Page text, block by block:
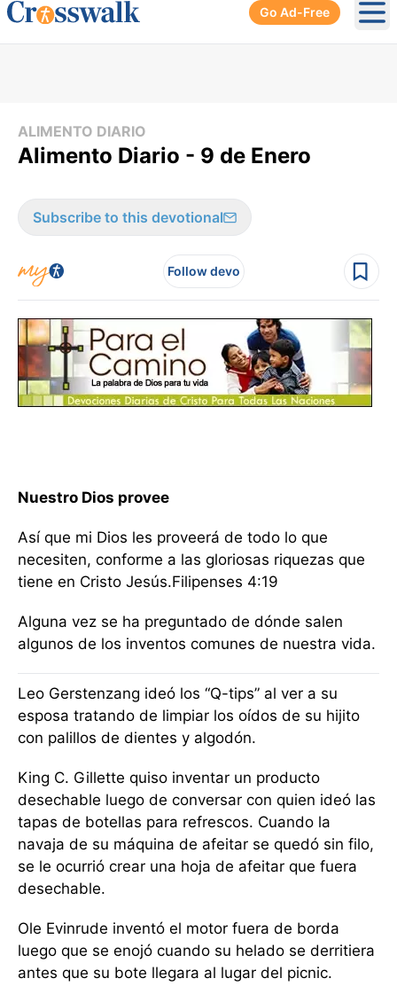
Go Ad-Free
ALIMENTO DIARIO
Alimento Diario - 9 de Enero
Subscribe to this devotional
Follow devo
Nuestro Dios provee
Así que mi Dios les proveerá de todo lo que
necesiten, conforme a las gloriosas riquezas que
tiene en Cristo Jesús.Filipenses 4:19
Alguna vez se ha preguntado de dónde salen
algunos de los inventos comunes de nuestra vida.
Leo Gerstenzang ideó los “Q-tips” al ver a su
esposa tratando de limpiar los oídos de su hijito
con palillos de dientes y algodón.
King C. Gillette quiso inventar un producto
desechable luego de conversar con quien ideó las
tapas de botellas para refrescos. Cuando la
navaja de su máquina de afeitar se quedó sin filo,
se le ocurrió crear una hoja de afeitar que fuera
desechable.
Ole Evinrude inventó el motor fuera de borda
luego que se enojó cuando su helado se derritiera
antes que su bote llegara al lugar del picnic.